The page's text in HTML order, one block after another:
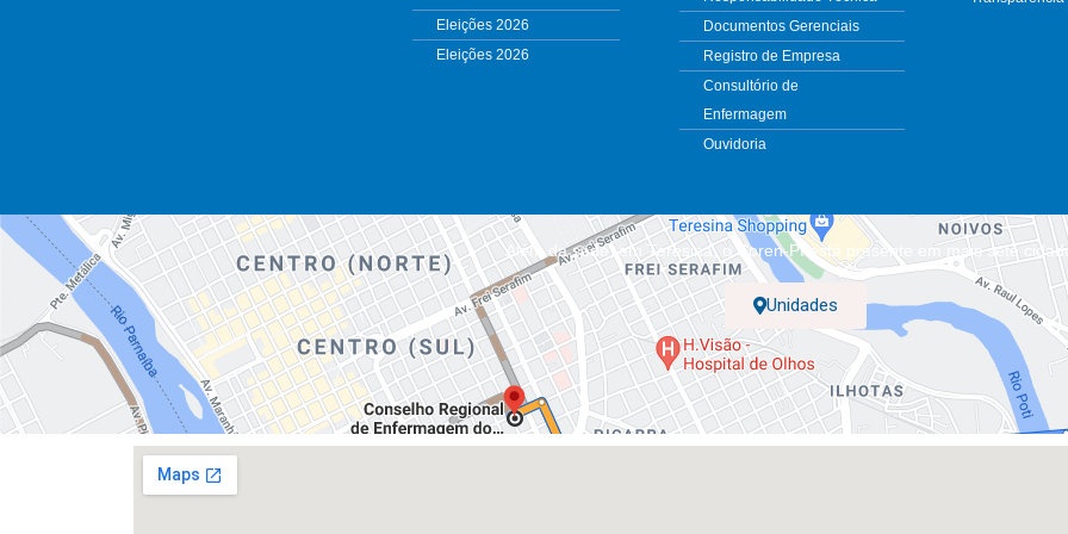
Eleições 2026
Eleições 2026
Documentos Gerenciais
Registro de Empresa
Consultório de
Enfermagem
Ouvidoria
Além da sede, em Teresina, o Coren-PI está presente em mais sete
Unidades